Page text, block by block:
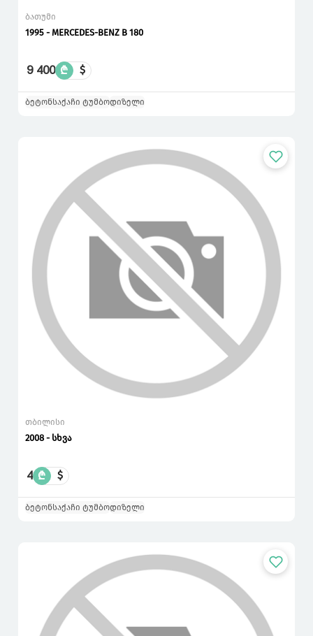
ბათუმი
1995 - MERCEDES-BENZ B 180
9 400 ₾ $
ბეტონსაქაჩი ტუმბოდიზელი
თბილისი
2008 - სხვა
4 ₾ $
ბეტონსაქაჩი ტუმბოდიზელი